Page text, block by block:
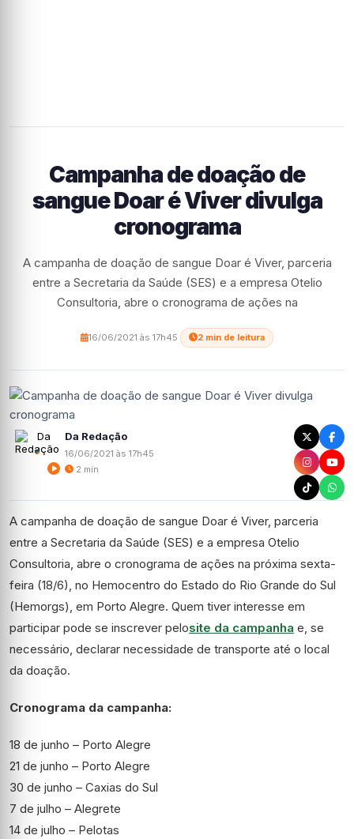
Campanha de doação de
sangue Doar é Viver divulga
cronograma
A campanha de doação de sangue Doar é Viver, parceria
entre a Secretaria da Saúde (SES) e a empresa Otelio
Consultoria, abre o cronograma de ações na
16/06/2021 às 17h45 2 min de leitura
Da Redação
16/06/2021 às 17h45
2 min
A campanha de doação de sangue Doar é Viver, parceria
entre a Secretaria da Saúde (SES) e a empresa Otelio
Consultoria, abre o cronograma de ações na próxima sexta-
feira (18/6), no Hemocentro do Estado do Rio Grande do Sul
(Hemorgs), em Porto Alegre. Quem tiver interesse em
participar pode se inscrever pelosite da campanha e, se
necessário, declarar necessidade de transporte até o local
da doação.
Cronograma da campanha:
18 de junho – Porto Alegre
21 de junho – Porto Alegre
30 de junho – Caxias do Sul
7 de julho – Alegrete
14 de julho – Pelotas